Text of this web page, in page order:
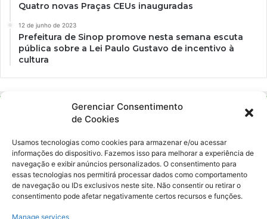
Gerenciar Consentimento
de Cookies
Usamos tecnologias como cookies para armazenar e/ou acessar
informações do dispositivo. Fazemos isso para melhorar a experiência de
navegação e exibir anúncios personalizados. O consentimento para
essas tecnologias nos permitirá processar dados como comportamento
de navegação ou IDs exclusivos neste site. Não consentir ou retirar o
consentimento pode afetar negativamente certos recursos e funções.
Manage services
Quatro novas Praças CEUs inauguradas
12 de junho de 2023
Prefeitura de Sinop promove nesta semana escuta
pública sobre a Lei Paulo Gustavo de incentivo à
cultura
Ockara é uma plataforma multicultural e criativa. Nossa proposta é
oferecer o máximo de ferramentas para realizadores e
gerenciadores de espaços criativos e culturais.